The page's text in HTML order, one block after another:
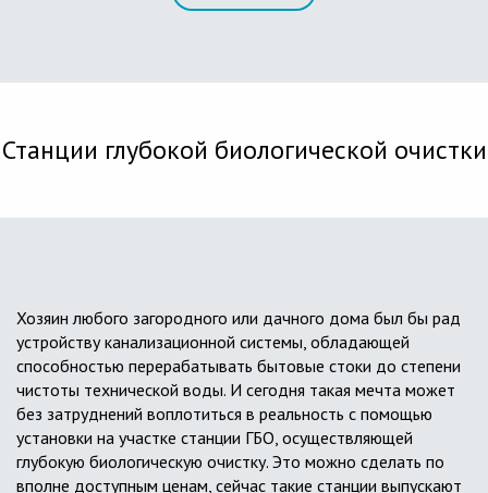
Станции глубокой биологической очистки
Хозяин любого загородного или дачного дома был бы рад
устройству канализационной системы, обладающей
способностью перерабатывать бытовые стоки до степени
чистоты технической воды. И сегодня такая мечта может
без затруднений воплотиться в реальность с помощью
установки на участке станции ГБО, осуществляющей
глубокую биологическую очистку. Это можно сделать по
вполне доступным ценам, сейчас такие станции выпускают